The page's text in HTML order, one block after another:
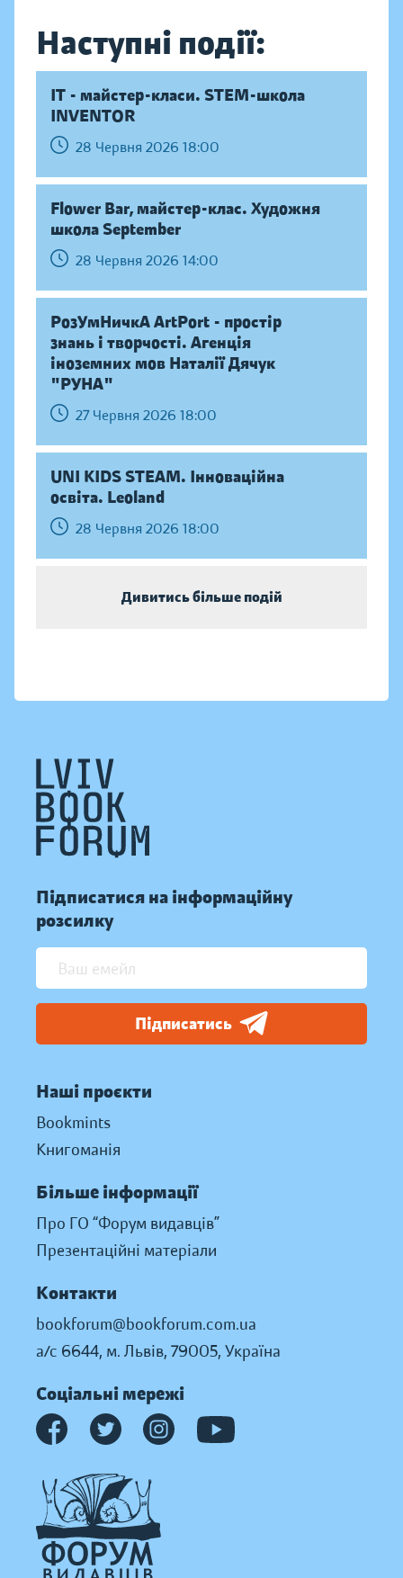
Наступні події:
IT - майстер-класи. STEM-школа
INVENTOR
28 Червня 2026 18:00
Flower Bar, майстер-клас. Художня
школа September
28 Червня 2026 14:00
РозУмНичкА ArtPort - простір
знань і творчості. Агенція
іноземних мов Наталії Дячук
"РУНА"
27 Червня 2026 18:00
UNI KIDS STEAM. Інноваційна
освіта. Leoland
28 Червня 2026 18:00
Дивитись більше подій
Підписатися на інформаційну
розсилку
Підписатись
Наші проєкти
Bookmints
Книгоманія
Більше інформації
Про ГО “Форум видавців”
Презентаційні матеріали
Контакти
bookforum@bookforum.com.ua
а/с 6644, м. Львів, 79005, Україна
Соціальні мережі